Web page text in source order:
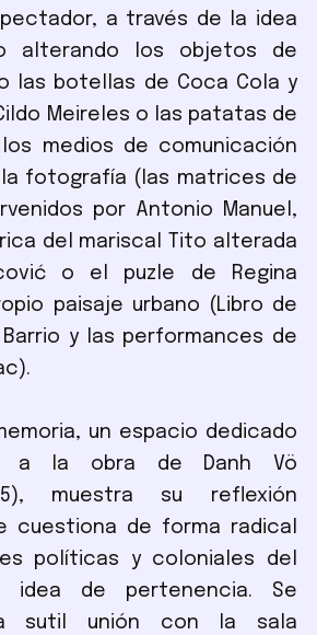
a través de la idea
alterando los objetos de
las botellas de Coca Cola y
Meireles o las patatas de
medios de comunicación
fotografía (las matrices de
por Antonio Manuel,
del mariscal Tito alterada
o el puzle de Regina
paisaje urbano (Libro de
y las performances de
un espacio dedicado
a la obra de Danh Vö
muestra su reflexión
cuestiona de forma radical
políticas y coloniales del
idea de pertenencia. Se
sutil unión con la sala